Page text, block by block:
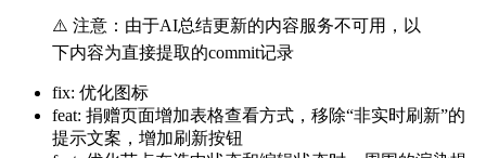
⚠️ 注意：由于AI总结更新的内容服务不可用，以
下内容为直接提取的commit记录
fix: 优化图标
feat: 捐赠页面增加表格查看方式，移除“非实时刷新”的
提示文案，增加刷新按钮